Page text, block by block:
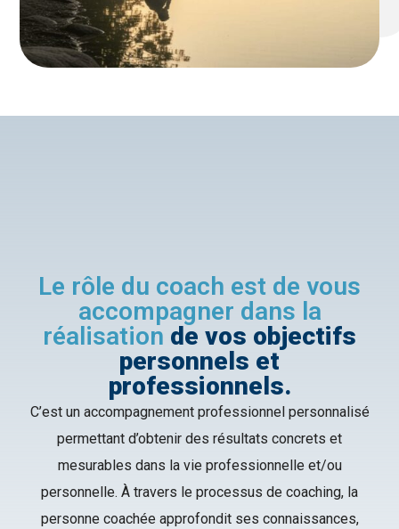
Le rôle du coach est de vous
accompagner dans la
réalisation de vos objectifs
personnels et
professionnels.
C’est un accompagnement professionnel personnalisé
permettant d’obtenir des résultats concrets et
mesurables dans la vie professionnelle et/ou
personnelle. À travers le processus de coaching, la
personne coachée approfondit ses connaissances,